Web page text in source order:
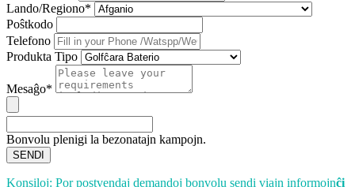
Lando/Regiono*
Poŝtkodo
Telefono
Produkta Tipo
Mesaĝo*
Bonvolu plenigi la bezonatajn kampojn.
SENDI
Konsiloj: Por postvendaj demandoj bonvolu sendi viajn informojnĉi